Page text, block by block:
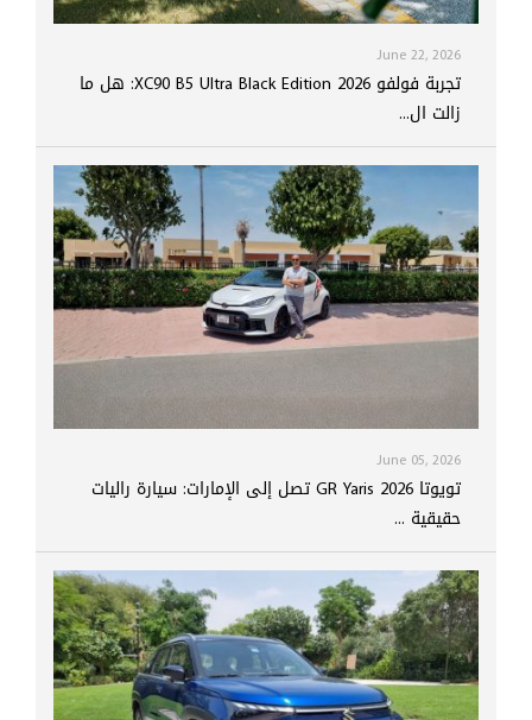
June 22, 2026
تجربة فولفو XC90 B5 Ultra Black Edition 2026: هل ما
زالت ال...
June 05, 2026
تويوتا GR Yaris 2026 تصل إلى الإمارات: سيارة راليات
حقيقية ...